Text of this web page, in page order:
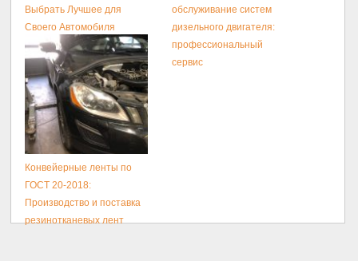
Выбрать Лучшее для
Своего Автомобиля
обслуживание систем
дизельного двигателя:
профессиональный
сервис
Конвейерные ленты по
ГОСТ 20-2018:
Производство и поставка
резинотканевых лент